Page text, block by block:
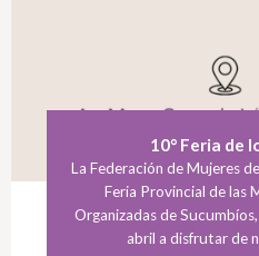
10° Feria de
La Federación de Mujeres
Feria Provincial de las
Organizadas de
abril a disfrutar de